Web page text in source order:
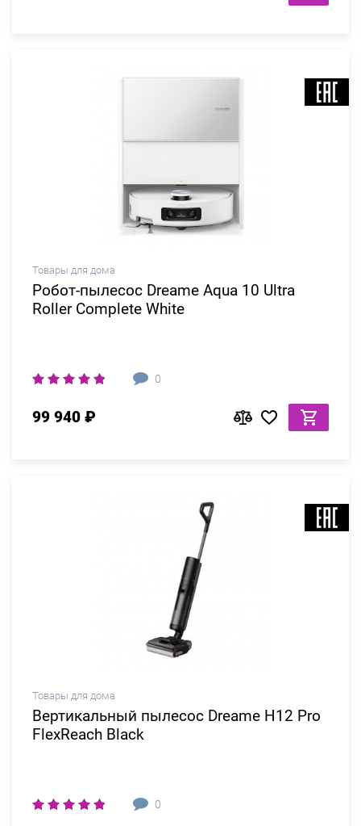
Товары для дома
Робот-пылесос Dreame Aqua 10 Ultra
Roller Complete White
0
99 940 ₽
Товары для дома
Вертикальный пылесос Dreame H12 Pro
FlexReach Black
0